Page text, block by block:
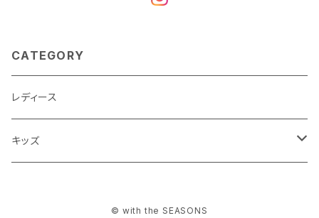
CATEGORY
レディース
キッズ
© with the SEASONS